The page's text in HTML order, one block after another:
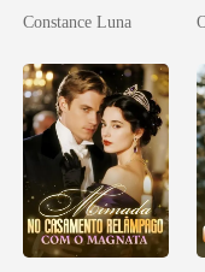
casamento
Constance Luna